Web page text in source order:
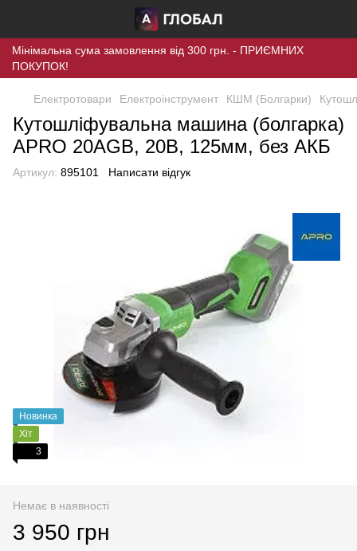
Мінімальна сума замовлення від 300 грн. - ПРИЄМНИХ
ПОКУПОК!
Електротовари Електроінструмент КШМ (Болгарки)
Кутошліфувальна машина (болгарка)
APRO 20AGB, 20В, 125мм, без АКБ
Артикул: 895101 Написати відгук
Новинка
Хіт
3
Немає в наявності
3 950 грн